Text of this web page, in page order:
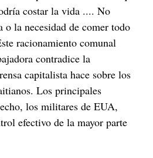
costar la vida .... No
o la necesidad de comer todo
racionamiento comunal
contradice la
capitalista hace sobre los
Los principales
los militares de EUA,
efectivo de la mayor parte